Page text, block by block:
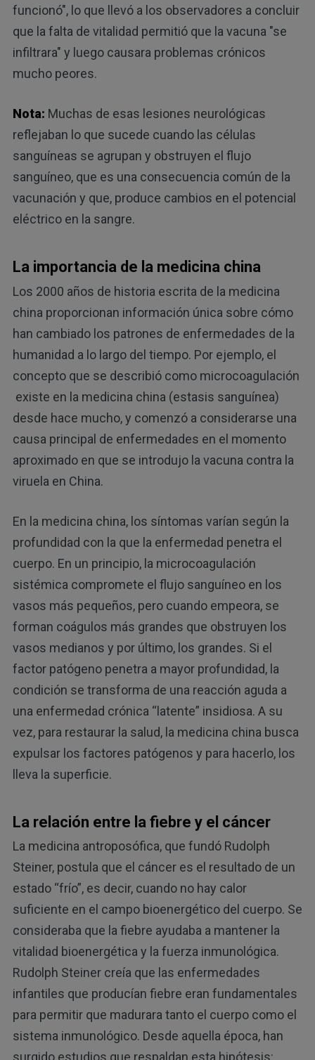
funcionó", lo que llevó a los observadores a concluir
que la falta de vitalidad permitió que la vacuna "se
infiltrara" y luego causara problemas crónicos
mucho peores.
Nota: Muchas de esas lesiones neurológicas
reflejaban lo que sucede cuando las células
sanguíneas se agrupan y obstruyen el flujo
sanguíneo, que es una consecuencia común de la
vacunación y que, produce cambios en el potencial
eléctrico en la sangre.
La importancia de la medicina china
Los 2000 años de historia escrita de la medicina
china proporcionan información única sobre cómo
han cambiado los patrones de enfermedades de la
humanidad a lo largo del tiempo. Por ejemplo, el
concepto que se describió como microcoagulación
existe en la medicina china (estasis sanguínea)
desde hace mucho, y comenzó a considerarse una
causa principal de enfermedades en el momento
aproximado en que se introdujo la vacuna contra la
viruela en China.
En la medicina china, los síntomas varían según la
profundidad con la que la enfermedad penetra el
cuerpo. En un principio, la microcoagulación
sistémica compromete el flujo sanguíneo en los
vasos más pequeños, pero cuando empeora, se
forman coágulos más grandes que obstruyen los
vasos medianos y por último, los grandes. Si el
factor patógeno penetra a mayor profundidad, la
condición se transforma de una reacción aguda a
una enfermedad crónica “latente” insidiosa. A su
vez, para restaurar la salud, la medicina china busca
expulsar los factores patógenos y para hacerlo, los
lleva la superficie.
La relación entre la fiebre y el cáncer
La medicina antroposófica, que fundó Rudolph
Steiner, postula que el cáncer es el resultado de un
estado “frío”, es decir, cuando no hay calor
suficiente en el campo bioenergético del cuerpo. Se
consideraba que la fiebre ayudaba a mantener la
vitalidad bioenergética y la fuerza inmunológica.
Rudolph Steiner creía que las enfermedades
infantiles que producían fiebre eran fundamentales
para permitir que madurara tanto el cuerpo como el
sistema inmunológico. Desde aquella época, han
surgido estudios que respaldan esta hipótesis: